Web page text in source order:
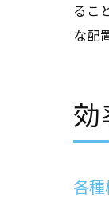
るこ
な配
各